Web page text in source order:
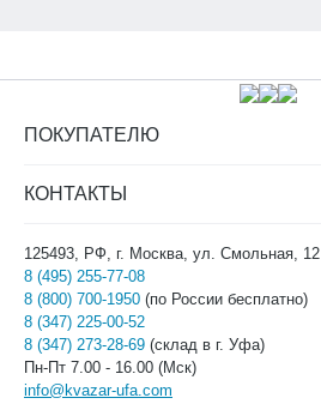
ПОКУПАТЕЛЮ
КОНТАКТЫ
125493, РФ, г. Москва, ул. Смольная, 12
8 (495) 255-77-08
8 (800) 700-1950 (по России бесплатно)
8 (347) 225-00-52
8 (347) 273-28-69 (склад в г. Уфа)
Пн-Пт 7.00 - 16.00 (Мск)
info@kvazar-ufa.com